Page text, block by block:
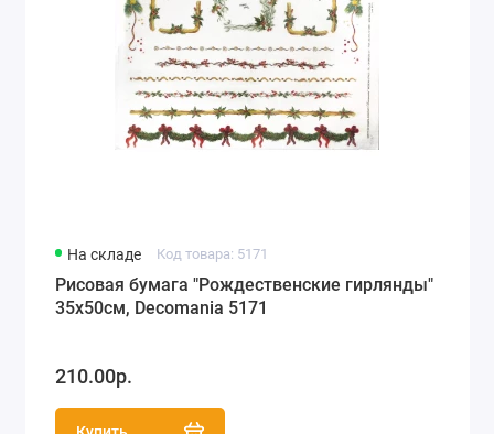
На складе Код товара: 5171
Рисовая бумага "Рождественские гирлянды"
35х50см, Decomania 5171
210.00р.